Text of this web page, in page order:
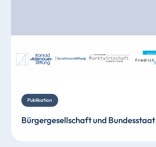
Publikation
Bürgergesellschaft und Bundesstaat